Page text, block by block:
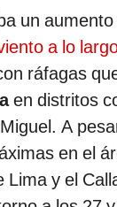
un
a lo
ráfagas
en distritos
A
en el
Lima y el